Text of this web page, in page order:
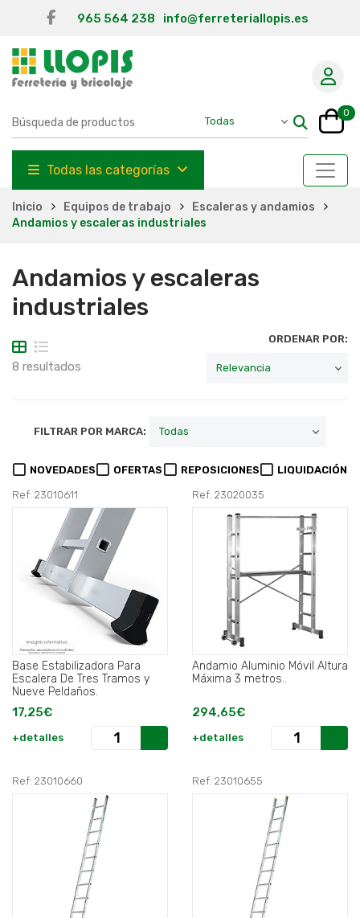
965 564 238 info@ferreteriallopis.es
0
Todas las categorías
Inicio Equipos de trabajo
Escaleras y andamios
Andamios y escaleras industriales
Andamios y escaleras
industriales
8 resultados
ORDENAR POR:
FILTRAR POR MARCA:
NOVEDADES OFERTAS REPOSICIONES LIQUIDACIÓN
Ref: 23010611
Base Estabilizadora Para
Escalera De Tres Tramos y
Nueve Peldaños.
17,25€
+detalles
Ref: 23020035
Andamio Aluminio Móvil Altura
Máxima 3 metros..
294,65€
+detalles
Ref: 23010660 Ref: 23010655